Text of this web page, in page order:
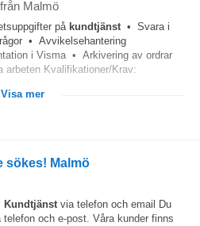
Malmö
på kundtjänst• Svara i
• Avvikelsehantering
i Visma • Arkivering av ordrar
arbeten Kvalifikationer/Krav:
Visa mer
sökes! Malmö
Kundtjänstvia telefon och email Du
och e-post. Våra kunder finns